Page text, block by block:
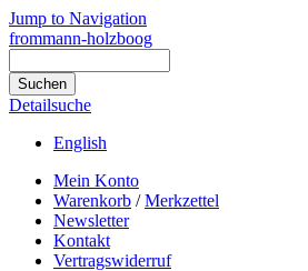
Jump to Navigation
frommann-holzboog
Detailsuche
English
Mein Konto
Warenkorb /Merkzettel
Newsletter
Kontakt
Vertragswiderruf